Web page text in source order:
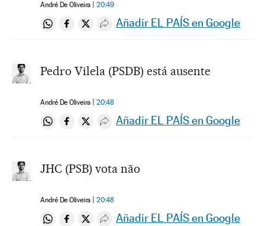
André De Oliveira 20:49
Compartir en Whatsapp
Compartir en Facebook
Compartir en Twitter
Desplegar Redes Sociales
Añadir EL PAÍS en Google
Pedro Vilela (PSDB) está ausente
André De Oliveira 20:48
Compartir en Whatsapp
Compartir en Facebook
Compartir en Twitter
Desplegar Redes Sociales
Añadir EL PAÍS en Google
JHC (PSB) vota não
André De Oliveira 20:48
Añadir EL PAÍS en Google